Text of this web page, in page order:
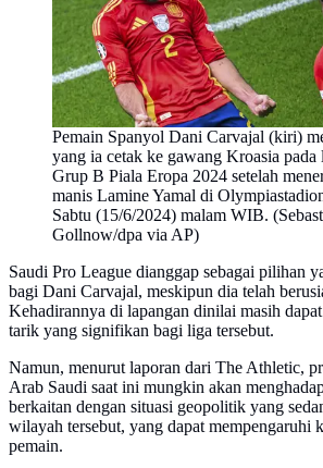
Pemain Spanyol Dani Carvajal (kiri)
yang ia cetak ke gawang Kroasia pada
Grup B Piala Eropa 2024 setelah
manis Lamine Yamal di
Sabtu (15/6/2024) malam WIB.
Gollnow/dpa via AP)
Saudi Pro League dianggap sebagai pilihan
bagi Dani Carvajal, meskipun dia telah
Kehadirannya di lapangan dinilai masih
tarik yang signifikan bagi liga tersebut.
Namun, menurut laporan dari The Athletic,
Arab Saudi saat ini mungkin akan
berkaitan dengan situasi geopolitik yang
wilayah tersebut, yang dapat mempengaruhi
pemain.